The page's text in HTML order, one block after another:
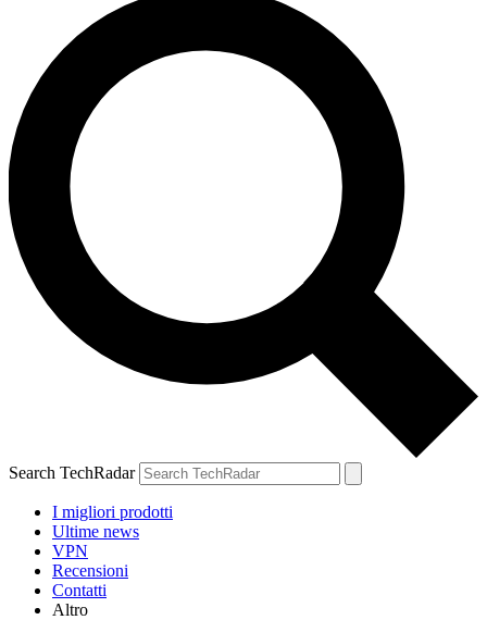
Search TechRadar
I migliori prodotti
Ultime news
VPN
Recensioni
Contatti
Altro